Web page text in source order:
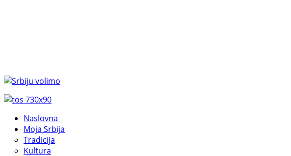
Naslovna
Moja Srbija
Tradicija
Kultura